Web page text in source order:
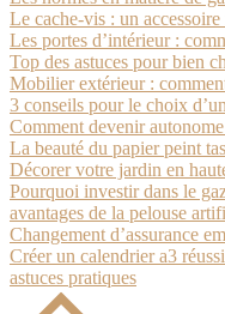
Le cache-vis : un
Les portes d’intérieur :
Top des astuces pour bien
Mobilier extérieur :
3 conseils pour le choix
Comment devenir
La beauté du papier peint
Décorer votre jardin en
Pourquoi investir dans le
avantages de la pelouse
Changement d’assurance
Créer un calendrier a3
astuces pratiques